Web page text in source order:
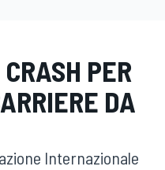
PER
DA
Internazionale